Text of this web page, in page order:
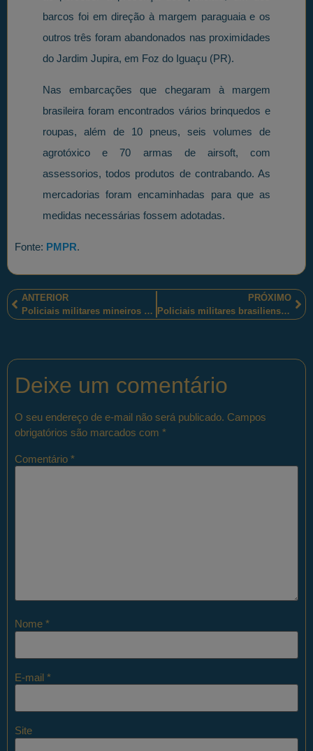
barcos foi em direção à margem paraguaia e os
outros três foram abandonados nas proximidades
do Jardim Jupira, em Foz do Iguaçu (PR).
Nas embarcações que chegaram à margem
brasileira foram encontrados vários brinquedos e
roupas, além de 10 pneus, seis volumes de
agrotóxico e 70 armas de airsoft, com
assessorios, todos produtos de contrabando. As
mercadorias foram encaminhadas para que as
medidas necessárias fossem adotadas.
Fonte: PMPR.
ANTERIOR
Policiais militares mineiros prenderam três homens, por tentativa de roubo a banco, em Belo Horizonte-MG
PRÓXIMO
Policiais militares brasilienses da polícia ostensiva ambiental apreenderam pássaros que eram criados ilegalmente
Deixe um comentário
O seu endereço de e-mail não será publicado. Campos
obrigatórios são marcados com *
Comentário *
Nome *
E-mail *
Site